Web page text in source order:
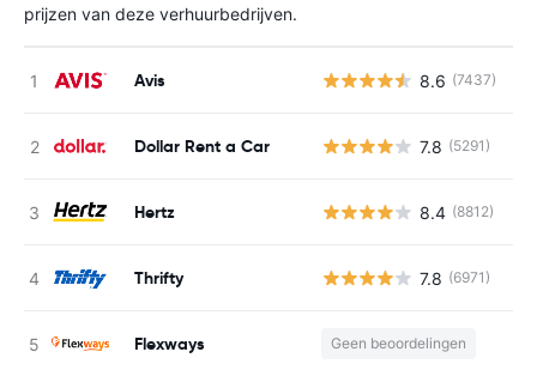
prijzen van deze verhuurbedrijven.
Avis 8.6 (7437)
Dollar Rent a Car 7.8 (5291)
Hertz 8.4 (8812)
Thrifty 7.8 (6971)
Flexways Geen beoordelingen